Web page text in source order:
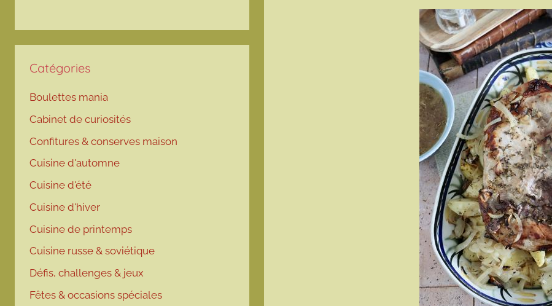
Catégories
Boulettes mania
Cabinet de curiosités
Confitures & conserves maison
Cuisine d'automne
Cuisine d'été
Cuisine d'hiver
Cuisine de printemps
Cuisine russe & soviétique
Défis, challenges & jeux
Fêtes & occasions spéciales